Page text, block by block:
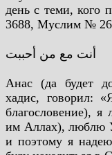
день с теми, кого
3688, Муслим №
أنت مع من أحببت
Анас (да будет
хадис, говорил:
благословение), я
им Аллах), люблю
и поэтому я